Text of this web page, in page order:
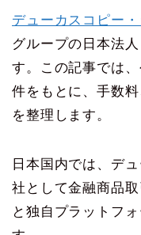
デューカスコピー
グループの日本法
す。この記事では
件をもとに、手数
を整理します。
日本国内では、デ
社として金融商品
と独自プラットフ